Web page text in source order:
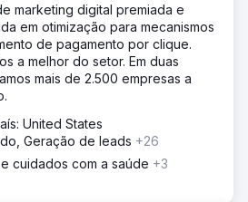
marketing digital premiada e
em otimização para mecanismos
de pagamento por clique.
a melhor do setor. Em duas
mais de 2.500 empresas a
United States
Geração de leads +26
cuidados com a saúde +3